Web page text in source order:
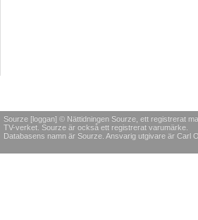
Sourze [loggan] © Nättidningen Sourze, ett registrerat
TV-verket. Sourze är också ett registrerat varumärke.
Databasens namn är Sourze. Ansvarig utgivare är Carl